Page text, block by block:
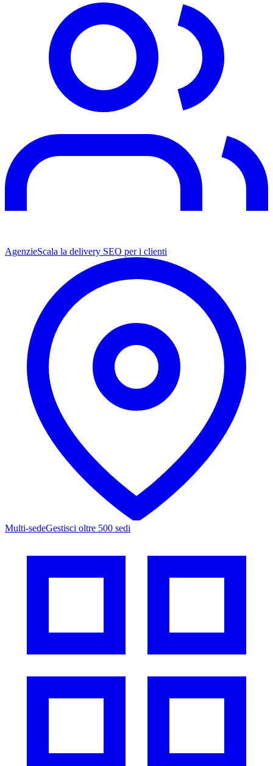
AgenzieScala la delivery SEO per i clienti
Multi-sedeGestisci oltre 500 sedi